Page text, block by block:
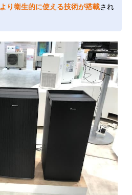
より衛生的に使える技術が搭載され